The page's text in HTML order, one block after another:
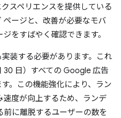
スペリエンスを提供している
ージと、改善が必要なモバ
をすばやく確認できます。
実装する必要があります。これ
30 日）すべての Google 広告
。この機能強化により、ラン
速度が向上するため、ランデ
前に離脱するユーザーの数を